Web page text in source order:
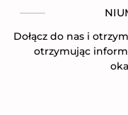
Dołącz do nas i
otrzymując